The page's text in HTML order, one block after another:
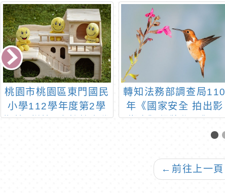
桃園市桃園區東門國民
小學112學年度第2學
期第1梯第2次特教班代
轉知法務部調查局110
年《國家安全 拍出影
響力》得獎作品觀影
← 前往上一頁